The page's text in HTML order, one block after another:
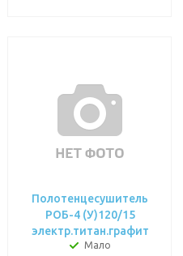
Полотенцесушитель
РОБ-4 (У)120/15
электр.титан.графит
Мало